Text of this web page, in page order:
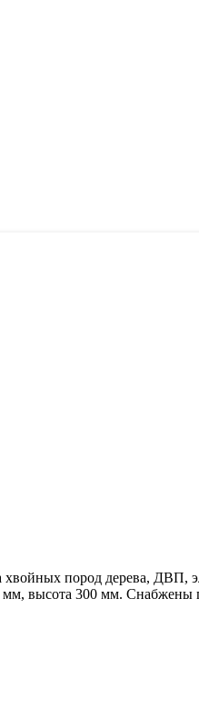
хвойных пород дерева, ДВП,
мм, высота 300 мм.